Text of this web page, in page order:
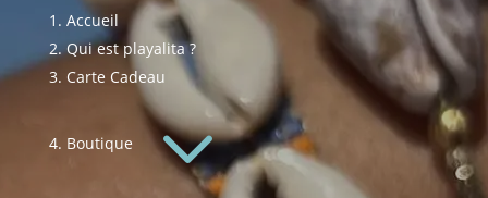
Accueil
Qui est playalita ?
Carte Cadeau
Boutique3